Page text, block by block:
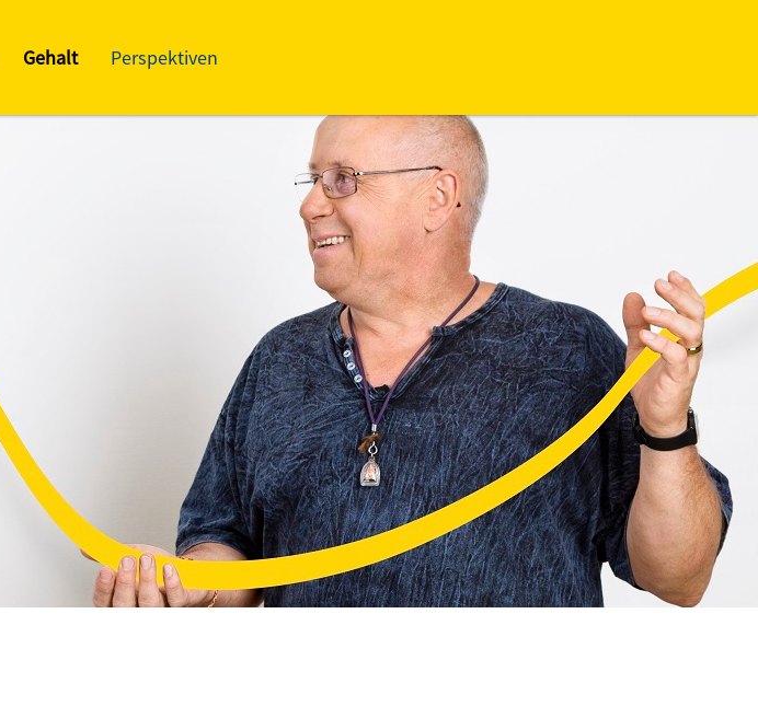
Gehalt Perspektiven